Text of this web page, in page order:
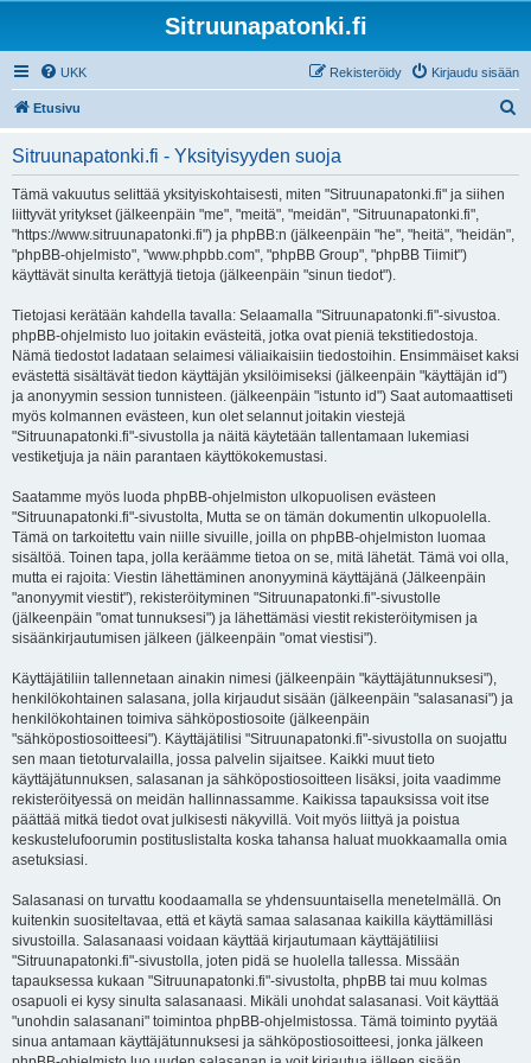
Sitruunapatonki.fi
UKK Kirjaudu sisään
Rekisteröidy
Etusivu
Sitruunapatonki.fi - Yksityisyyden suoja
Tämä vakuutus selittää yksityiskohtaisesti, miten "Sitruunapatonki.fi" ja siihen
liittyvät yritykset (jälkeenpäin "me", "meitä", "meidän", "Sitruunapatonki.fi",
"https://www.sitruunapatonki.fi") ja phpBB:n (jälkeenpäin "he", "heitä", "heidän",
"phpBB-ohjelmisto", "www.phpbb.com", "phpBB Group", "phpBB Tiimit")
käyttävät sinulta kerättyjä tietoja (jälkeenpäin "sinun tiedot").
Tietojasi kerätään kahdella tavalla: Selaamalla "Sitruunapatonki.fi"-sivustoa.
phpBB-ohjelmisto luo joitakin evästeitä, jotka ovat pieniä tekstitiedostoja.
Nämä tiedostot ladataan selaimesi väliaikaisiin tiedostoihin. Ensimmäiset kaksi
evästettä sisältävät tiedon käyttäjän yksilöimiseksi (jälkeenpäin "käyttäjän id")
ja anonyymin session tunnisteen. (jälkeenpäin "istunto id") Saat automaattiseti
myös kolmannen evästeen, kun olet selannut joitakin viestejä
"Sitruunapatonki.fi"-sivustolla ja näitä käytetään tallentamaan lukemiasi
vestiketjuja ja näin parantaen käyttökokemustasi.
Saatamme myös luoda phpBB-ohjelmiston ulkopuolisen evästeen
"Sitruunapatonki.fi"-sivustolta, Mutta se on tämän dokumentin ulkopuolella.
Tämä on tarkoitettu vain niille sivuille, joilla on phpBB-ohjelmiston luomaa
sisältöä. Toinen tapa, jolla keräämme tietoa on se, mitä lähetät. Tämä voi olla,
mutta ei rajoita: Viestin lähettäminen anonyyminä käyttäjänä (Jälkeenpäin
"anonyymit viestit"), rekisteröityminen "Sitruunapatonki.fi"-sivustolle
(jälkeenpäin "omat tunnuksesi") ja lähettämäsi viestit rekisteröitymisen ja
sisäänkirjautumisen jälkeen (jälkeenpäin "omat viestisi").
Käyttäjätiliin tallennetaan ainakin nimesi (jälkeenpäin "käyttäjätunnuksesi"),
henkilökohtainen salasana, jolla kirjaudut sisään (jälkeenpäin "salasanasi") ja
henkilökohtainen toimiva sähköpostiosoite (jälkeenpäin
"sähköpostiosoitteesi"). Käyttäjätilisi "Sitruunapatonki.fi"-sivustolla on suojattu
sen maan tietoturvalailla, jossa palvelin sijaitsee. Kaikki muut tieto
käyttäjätunnuksen, salasanan ja sähköpostiosoitteen lisäksi, joita vaadimme
rekisteröityessä on meidän hallinnassamme. Kaikissa tapauksissa voit itse
päättää mitkä tiedot ovat julkisesti näkyvillä. Voit myös liittyä ja poistua
keskustelufoorumin postituslistalta koska tahansa haluat muokkaamalla omia
asetuksiasi.
Salasanasi on turvattu koodaamalla se yhdensuuntaisella menetelmällä. On
kuitenkin suositeltavaa, että et käytä samaa salasanaa kaikilla käyttämilläsi
sivustoilla. Salasanaasi voidaan käyttää kirjautumaan käyttäjätiliisi
"Sitruunapatonki.fi"-sivustolla, joten pidä se huolella tallessa. Missään
tapauksessa kukaan "Sitruunapatonki.fi"-sivustolta, phpBB tai muu kolmas
osapuoli ei kysy sinulta salasanaasi. Mikäli unohdat salasanasi. Voit käyttää
"unohdin salasanani" toimintoa phpBB-ohjelmistossa. Tämä toiminto pyytää
sinua antamaan käyttäjätunnuksesi ja sähköpostiosoitteesi, jonka jälkeen